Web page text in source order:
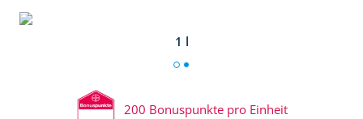
1 l
200 Bonuspunkte pro Einheit